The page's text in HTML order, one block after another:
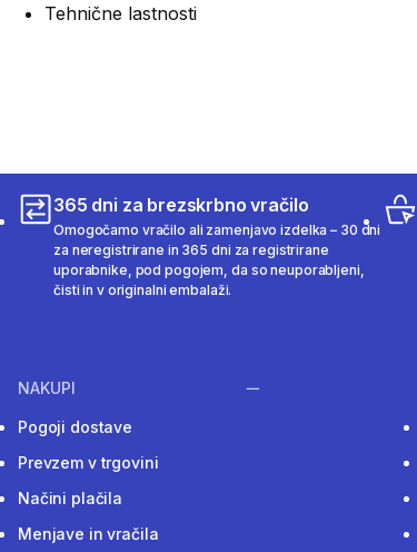
Tehnične lastnosti
365 dni za brezskrbno vračilo
Omogočamo vračilo ali zamenjavo izdelka – 30 dni
za neregistrirane in 365 dni za registrirane
uporabnike, pod pogojem, da so neuporabljeni,
čisti in v originalni embalaži.
NAKUPI
Pogoji dostave
Prevzem v trgovini
Načini plačila
Menjave in vračila